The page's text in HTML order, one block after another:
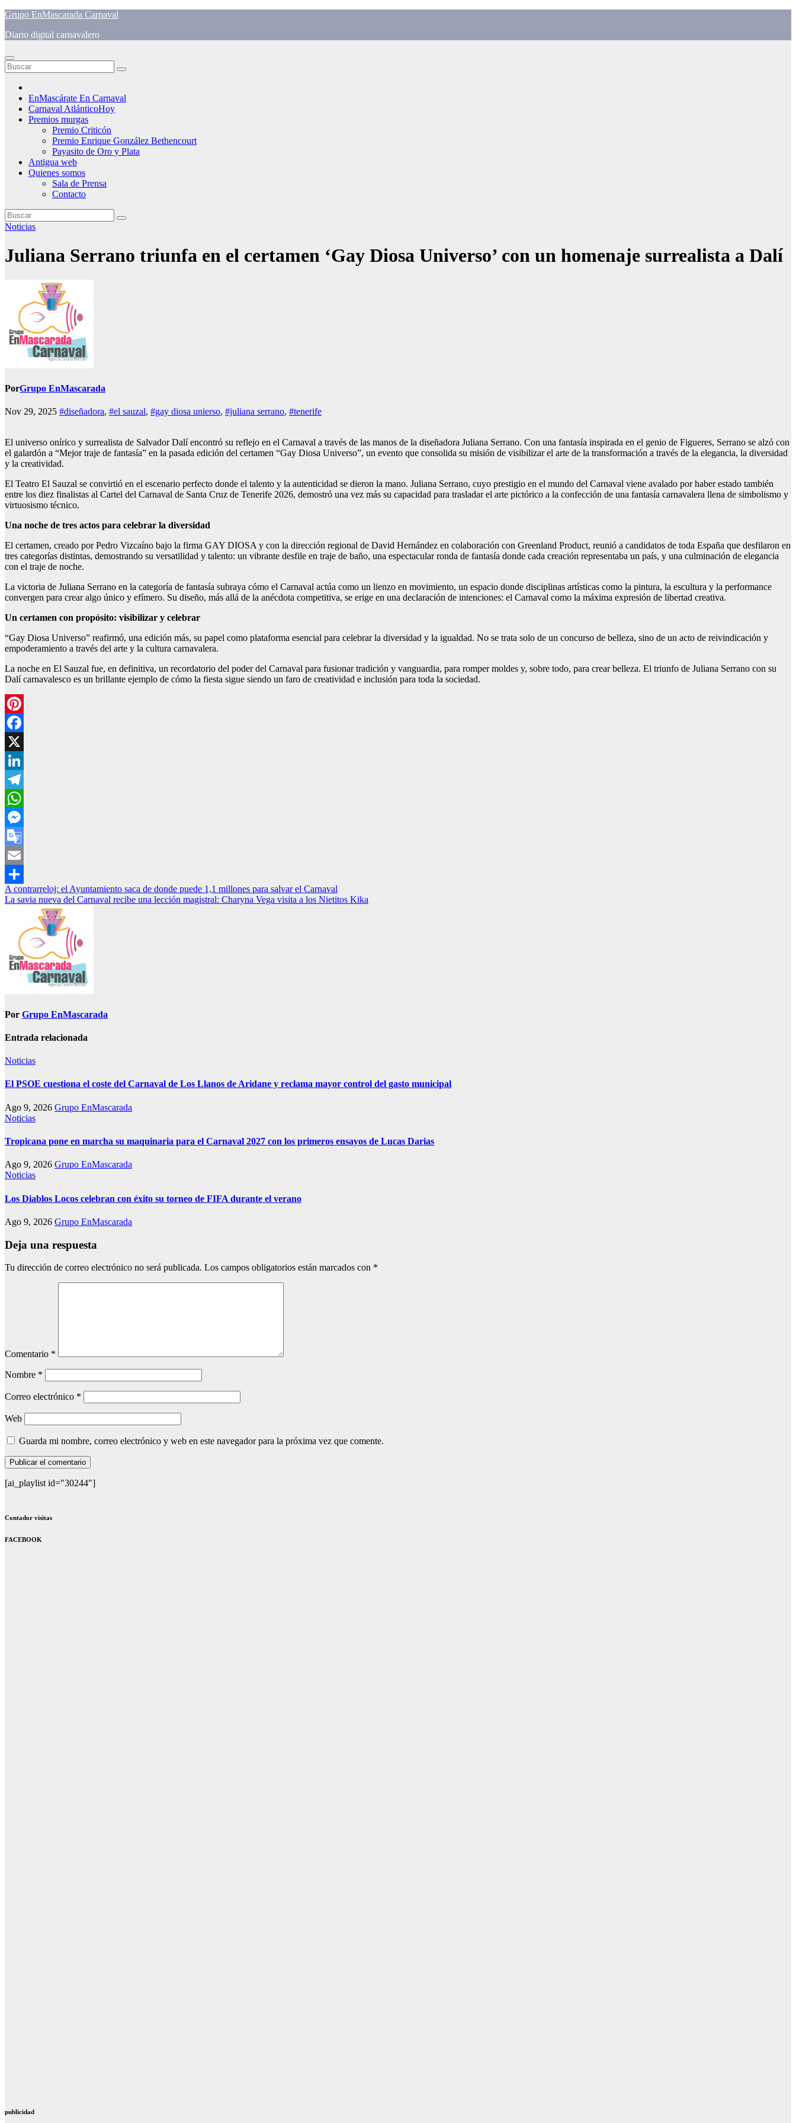
Saltar
contenido
Grupo EnMascarada Carnaval
Diario digital carnavalero
EnMascárate En Carnaval
Carnaval AtlánticoHoy
Premios murgas
Premio Criticón
Premio Enrique González Bethencourt
Payasito de Oro y Plata
Antigua web
Quienes somos
Sala de Prensa
Contacto
Noticias
Juliana Serrano triunfa en el certamen ‘Gay Diosa Universo’ con un homenaje surrealista a Dalí
PorGrupo EnMascarada
Nov 29, 2025 #diseñadora, #el sauzal, #gay diosa unierso, #juliana serrano, #tenerife
El universo onírico y surrealista de Salvador Dalí encontró su reflejo en el Carnaval a través de las manos de la diseñadora Juliana Serrano. Con una fantasía inspirada en el genio de Figueres, Serrano se alzó con
el galardón a “Mejor traje de fantasía” en la pasada edición del certamen “Gay Diosa Universo”, un evento que consolida su misión de visibilizar el arte de la transformación a través de la elegancia, la diversidad
y la creatividad.
El Teatro El Sauzal se convirtió en el escenario perfecto donde el talento y la autenticidad se dieron la mano. Juliana Serrano, cuyo prestigio en el mundo del Carnaval viene avalado por haber estado también
entre los diez finalistas al Cartel del Carnaval de Santa Cruz de Tenerife 2026, demostró una vez más su capacidad para trasladar el arte pictórico a la confección de una fantasía carnavalera llena de simbolismo y
virtuosismo técnico.
Una noche de tres actos para celebrar la diversidad
El certamen, creado por Pedro Vizcaíno bajo la firma GAY DIOSA y con la dirección regional de David Hernández en colaboración con Greenland Product, reunió a candidatos de toda España que desfilaron en
tres categorías distintas, demostrando su versatilidad y talento: un vibrante desfile en traje de baño, una espectacular ronda de fantasía donde cada creación representaba un país, y una culminación de elegancia
con el traje de noche.
La victoria de Juliana Serrano en la categoría de fantasía subraya cómo el Carnaval actúa como un lienzo en movimiento, un espacio donde disciplinas artísticas como la pintura, la escultura y la performance
convergen para crear algo único y efímero. Su diseño, más allá de la anécdota competitiva, se erige en una declaración de intenciones: el Carnaval como la máxima expresión de libertad creativa.
Un certamen con propósito: visibilizar y celebrar
“Gay Diosa Universo” reafirmó, una edición más, su papel como plataforma esencial para celebrar la diversidad y la igualdad. No se trata solo de un concurso de belleza, sino de un acto de reivindicación y
empoderamiento a través del arte y la cultura carnavalera.
La noche en El Sauzal fue, en definitiva, un recordatorio del poder del Carnaval para fusionar tradición y vanguardia, para romper moldes y, sobre todo, para crear belleza. El triunfo de Juliana Serrano con su
Dalí carnavalesco es un brillante ejemplo de cómo la fiesta sigue siendo un faro de creatividad e inclusión para toda la sociedad.
Pinterest
Facebook
X
LinkedIn
Telegram
WhatsApp
Messenger
Google
Translate
Email
Compartir
Navegación
de
entradas
A contrarreloj: el Ayuntamiento saca de donde puede 1,1 millones para salvar el Carnaval
La savia nueva del Carnaval recibe una lección magistral: Charyna Vega visita a los Nietitos Kika
Por Grupo EnMascarada
Entrada relacionada
Noticias
El PSOE cuestiona el coste del Carnaval de Los Llanos de Aridane y reclama mayor control del gasto municipal
Ago 9, 2026 Grupo EnMascarada
Noticias
Tropicana pone en marcha su maquinaria para el Carnaval 2027 con los primeros ensayos de Lucas Darias
Ago 9, 2026 Grupo EnMascarada
Noticias
Los Diablos Locos celebran con éxito su torneo de FIFA durante el verano
Ago 9, 2026 Grupo EnMascarada
Deja una respuesta
Tu dirección de correo electrónico no será publicada. Los campos obligatorios están marcados con *
Comentario *
Nombre *
Correo electrónico *
Web
Guarda mi nombre, correo electrónico y web en este navegador para la próxima vez que comente.
[ai_playlist id="30244"]
Contador visitas
FACEBOOK
publicidad